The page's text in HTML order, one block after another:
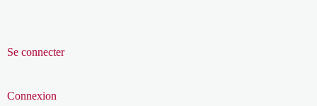
Se connecter
Connexion